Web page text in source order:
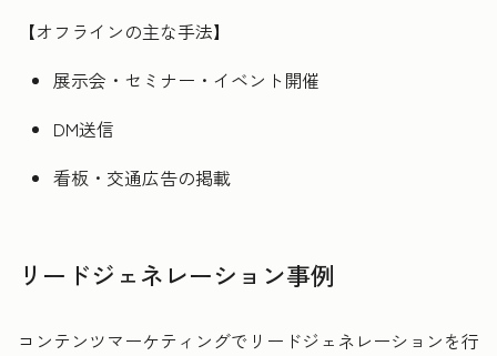
【オフラインの主な手法】
展示会・セミナー・イベント開催
DM送信
看板・交通広告の掲載
リードジェネレーション事例
コンテンツマーケティングでリードジェネレーションを行